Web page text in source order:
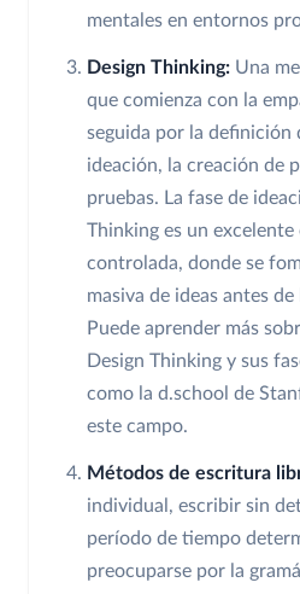
mentales en entornos
Design Thinking: Una
que comienza con la
seguida por la definición
ideación, la creación de
pruebas. La fase de
Thinking es un
controlada, donde se
masiva de ideas antes
Puede aprender más
Design Thinking y sus
como la d.school de
este campo.
Métodos de escritura
individual, escribir sin
período de tiempo
preocuparse por la